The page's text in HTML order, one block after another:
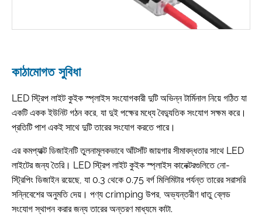
কাঠামোগত সুবিধা
LED স্ট্রিপ লাইট কুইক স্প্লাইস সংযোগকারী দুটি অভিন্ন টার্মিনাল নিয়ে গঠিত যা
একটি একক ইউনিট গঠন করে, যা দুই পক্ষের মধ্যে বৈদ্যুতিক সংযোগ সক্ষম করে।
প্রতিটি পাশ একই সাথে দুটি তারের সংযোগ করতে পারে।
এর কমপ্যাক্ট ডিজাইনটি তুলনামূলকভাবে আঁটসাঁট জায়গার সীমাবদ্ধতার সাথে LED
লাইটের জন্য তৈরি। LED স্ট্রিপ লাইট কুইক স্প্লাইস কানেক্টরগুলিতে নো-
স্ট্রিপিং ডিজাইন রয়েছে, যা 0.3 থেকে 0.75 বর্গ মিলিমিটার পর্যন্ত তারের সরাসরি
সন্নিবেশের অনুমতি দেয়। পণ্য crimping উপর, অভ্যন্তরীণ ধাতু ব্লেড
সংযোগ স্থাপন করার জন্য তারের অন্তরণ মাধ্যমে কাটা.